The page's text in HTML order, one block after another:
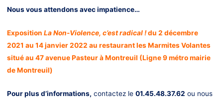
Nous vous attendons avec impatience…
Exposition La Non-Violence, c’est radical !du 2 décembre
2021 au 14 janvier 2022 au restaurant les Marmites Volantes
situé au 47 avenue Pasteur à Montreuil (Ligne 9 métro mairie
de Montreuil)
Pour plus d’informations, contactez le 01.45.48.37.62 ou nous